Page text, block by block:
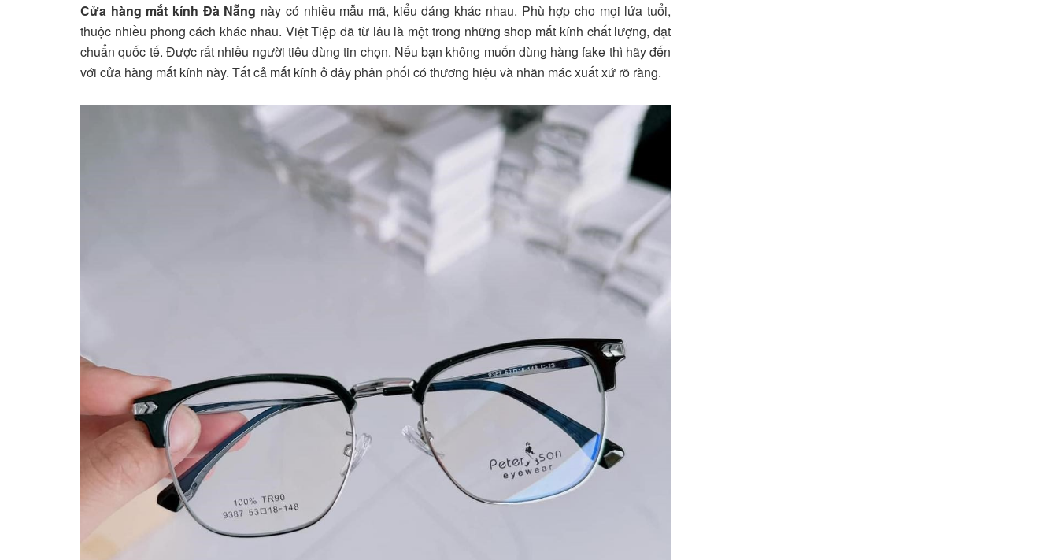
Cửa hàng mắt kính Đà Nẵng này có nhiều mẫu mã, kiểu dáng khác nhau. Phù hợp cho mọi lứa tuổi,
thuộc nhiều phong cách khác nhau. Việt Tiệp đã từ lâu là một trong những shop mắt kính chất lượng, đạt
chuẩn quốc tế. Được rất nhiều người tiêu dùng tin chọn. Nếu bạn không muốn dùng hàng fake thì hãy đến
với cửa hàng mắt kính này. Tất cả mắt kính ở đây phân phối có thương hiệu và nhãn mác xuất xứ rõ ràng.